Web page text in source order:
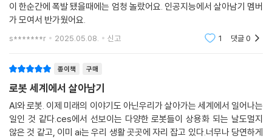
이 한순간에 폭발 됐을때에는 엄청 놀랐어요. 인공지능에서 살아남기 멤버
가 모여서 반가웠어요.
s*******r 2025.05.08. 신고 1 댓글0
종이책 구매
로봇 세계에서 살아남기
AI와 로봇. 이제 미래의 이야기도 아닌우리가 살아가는 세계에서 일어나는
일인 것 같다.ces에서 선보이는 다양한 로봇들이 상용화 되는 날도멀지
않은 것 같고, 이미 ai는 우리 생활 곳곳에 자리 잡고 있다.너무나 당연하게